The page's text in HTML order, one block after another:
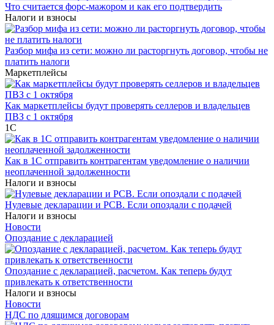
Что считается форс-мажором и как его подтвердить
Налоги и взносы
Разбор мифа из сети: можно ли расторгнуть договор, чтобы не
платить налоги
Маркетплейсы
Как маркетплейсы будут проверять селлеров и владельцев
ПВЗ с 1 октября
1С
Как в 1С отправить контрагентам уведомление о наличии
неоплаченной задолженности
Налоги и взносы
Нулевые декларации и РСВ. Если опоздали с подачей
Налоги и взносы
Новости
Опоздание с декларацией
Опоздание с декларацией, расчетом. Как теперь будут
привлекать к ответственности
Налоги и взносы
Новости
НДС по длящимся договорам